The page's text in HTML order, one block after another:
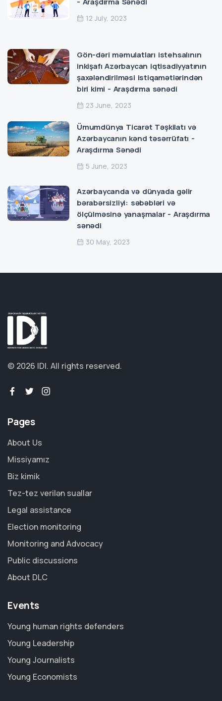
12 July, 2023
Gön-dəri məmulatları istehsalının
inkişafı Azərbaycan iqtisadiyyatının
şaxələndirilməsi istiqamətlərindən
biri kimi - Araşdırma sənədi
23 June, 2023
Ümumdünya Ticarət Təşkilatı və
Azərbaycanın kənd təsərrüfatı -
Araşdırma Sənədi
5 June, 2023
Azərbaycanda və dünyada gəlir
bərabərsizliyi: səbəbləri və
ölçülməsinə yanaşmalar - Araşdırma
sənədi
30 May, 2023
© 2026 IDI. All rights reserved.
Pages
About Us
Missiyamız
Biz kimik
Tez-tez verilən suallar
Legal assistance
Election monitoring
Monitoring and Advocacy
Public discussions
About DLC
Events
Young human rights defenders
Young Leadership
Young Journalists
Young Economists